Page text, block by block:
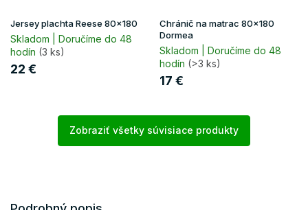
Jersey plachta Reese 80x180
Skladom | Doručíme do 48
hodín (3 ks)
22 €
Chránič na matrac 80x180
Dormea
Skladom | Doručíme do 48
hodín (>3 ks)
17 €
Zobraziť všetky súvisiace produkty